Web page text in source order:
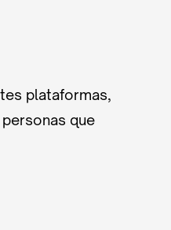
plataformas,
que